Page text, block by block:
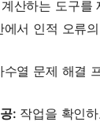
산하는 도구를
에서 인적 오류
수열 문제 해결
: 작업을 확인